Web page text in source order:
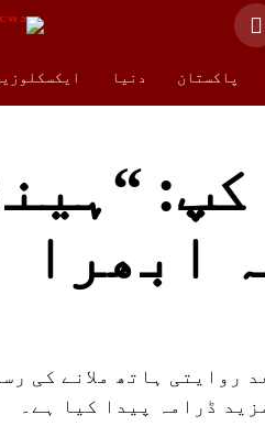
پاکستان دنیا
کپ:
ابھرا
روایتی ہاتھ ملانے کی
ڈرامہ پیدا کیا ہے۔